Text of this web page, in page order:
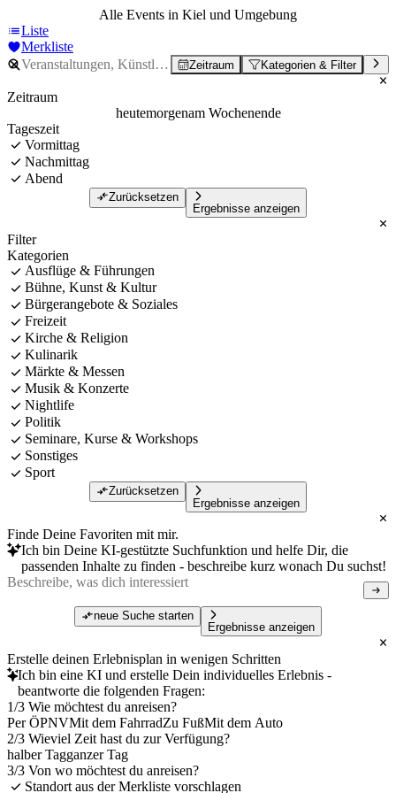
Alle Events in Kiel und Umgebung
Liste
Merkliste
Zeitraum Kategorien & Filter
Zeitraum
heutemorgenam Wochenende
Tageszeit
Vormittag
Nachmittag
Abend
Zurücksetzen
Ergebnisse anzeigen
Filter
Kategorien
Ausflüge & Führungen
Bühne, Kunst & Kultur
Bürgerangebote & Soziales
Freizeit
Kirche & Religion
Kulinarik
Märkte & Messen
Musik & Konzerte
Nightlife
Politik
Seminare, Kurse & Workshops
Sonstiges
Sport
Zurücksetzen
Ergebnisse anzeigen
Finde Deine Favoriten mit mir.
Ich bin Deine KI-gestützte Suchfunktion und helfe Dir, die
passenden Inhalte zu finden - beschreibe kurz wonach Du suchst!
neue Suche starten
Ergebnisse anzeigen
Erstelle deinen Erlebnisplan in wenigen Schritten
Ich bin eine KI und erstelle Dein individuelles Erlebnis -
beantworte die folgenden Fragen:
1/3 Wie möchtest du anreisen?
Per ÖPNVMit dem FahrradZu FußMit dem Auto
2/3 Wieviel Zeit hast du zur Verfügung?
halber Tagganzer Tag
3/3 Von wo möchtest du anreisen?
Standort aus der Merkliste vorschlagen